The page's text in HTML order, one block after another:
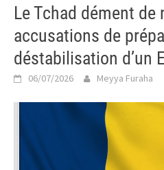
Le Tchad dément de
accusations de
déstabilisation d’un
06/07/2026 Meyya Furaha